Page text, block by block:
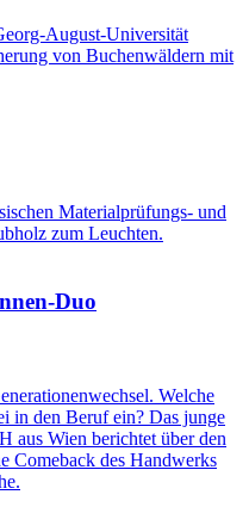
August-Universität
von Buchenwäldern mit
Materialprüfungs- und
zum Leuchten.
Duo
Welche
in den Beruf ein? Das junge
Wien berichtet über den
Comeback des Handwerks